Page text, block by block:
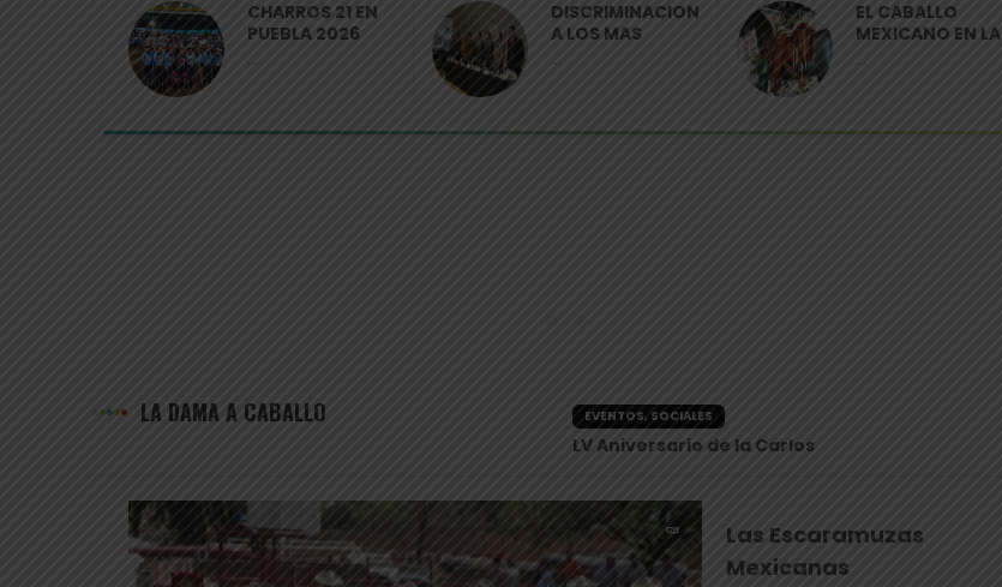
CHARROS 21 EN
PUEBLA 2026
...
DISCRIMINACION
A LOS MAS
PEQUEÑOS DE LA
...
EL CABALLO
MEXICANO EN LA
CHARRERIA
...
LA DAMA A CABALLO EVENTOS, SOCIALES
Mexicanas